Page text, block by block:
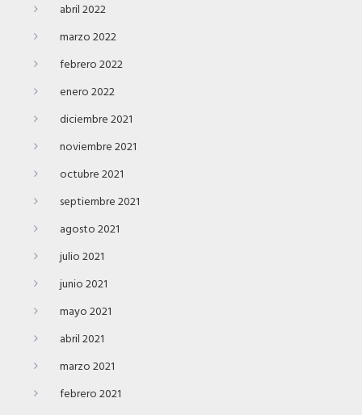
abril 2022
marzo 2022
febrero 2022
enero 2022
diciembre 2021
noviembre 2021
octubre 2021
septiembre 2021
agosto 2021
julio 2021
junio 2021
mayo 2021
abril 2021
marzo 2021
febrero 2021